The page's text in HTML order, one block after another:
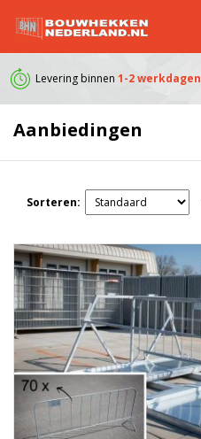
Levering binnen1-2 werkdagen
Sorteren:
Aanbiedingen